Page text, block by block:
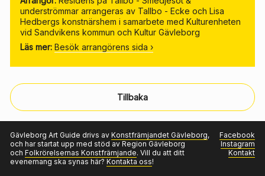
underströmmar arrangeras av Tallbo - Ecke och Lisa
Hedbergs konstnärshem i samarbete med Kulturenheten
vid Sandvikens kommun och Kultur Gävleborg
Läs mer: Besök arrangörens sida ›
Tillbaka
Gävleborg Art Guide drivs av Konstfrämjandet Gävleborg,
och har startat upp med stöd av Region Gävleborg
och Folkrörelsernas Konstfrämjande. Vill du att ditt
evenemang ska synas här? Kontakta oss!
Facebook
Instagram
Kontakt